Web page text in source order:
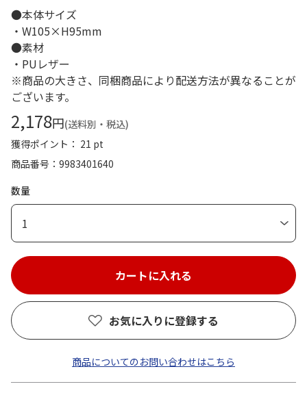
●本体サイズ
・W105×H95mm
●素材
・PUレザー
※商品の大きさ、同梱商品により配送方法が異なることが
ございます。
2,178円(送料別・税込)
獲得ポイント： 21 pt
商品番号
9983401640
数量
1
お気に入りに登録する
商品についてのお問い合わせはこちら